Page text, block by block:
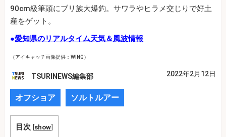
90cm級筆頭にブリ族大爆釣。サワラやヒラメ交じりで好土
産をゲット。
●愛知県のリアルタイム天気＆風波情報
（アイキャッチ画像提供：WING）
TSURINEWS編集部 2022年2月12日
オフショア ソルトルアー
目次 [show]